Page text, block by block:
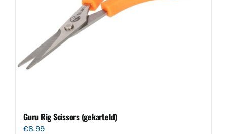
Guru Rig Scissors (gekarteld)
€8.99